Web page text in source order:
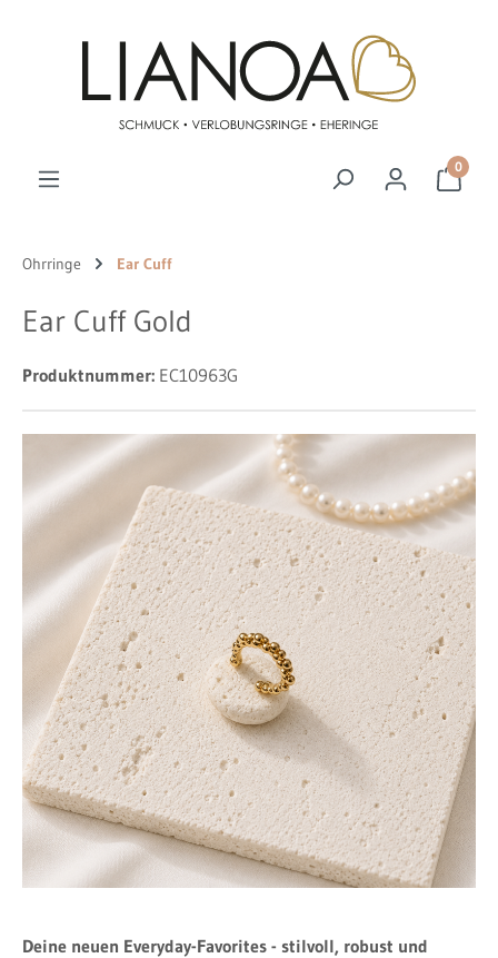
0
Ohrringe Ear Cuff
Ear Cuff Gold
Produktnummer: EC10963G
Deine neuen Everyday-Favorites - stilvoll, robust und